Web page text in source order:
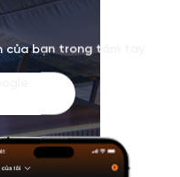
của bạn trong tầm tay.